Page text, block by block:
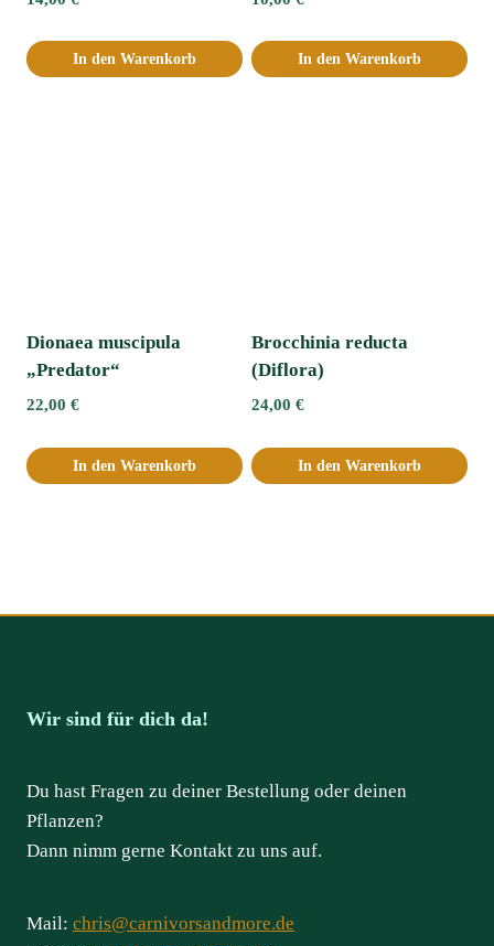
In den Warenkorb In den Warenkorb
Dionaea muscipula
„Predator“
22,00 €
In den Warenkorb
Brocchinia reducta
(Diflora)
24,00 €
In den Warenkorb
Wir sind für dich da!
Du hast Fragen zu deiner Bestellung oder deinen
Pflanzen?
Dann nimm gerne Kontakt zu uns auf.
Mail: chris@carnivorsandmore.de